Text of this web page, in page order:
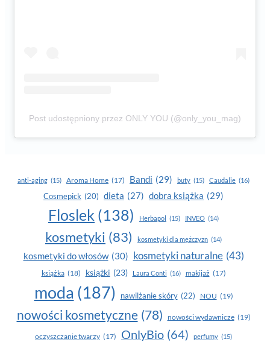
Post udostępniony przez ONLY YOU (@only_you_mag)
anti-aging (15) Aroma Home (17) Bandi (29) buty (15) Caudalie (16)
Cosmepick (20) dieta (27) dobra książka (29)
Floslek (138) Herbapol (15) INVEO (14)
kosmetyki (83) kosmetyki dla mężczyzn (14)
kosmetyki do włosów (30) kosmetyki naturalne (43)
książka (18) książki (23) Laura Conti (16) makijaż (17)
moda (187) nawilżanie skóry (22) NOU (19)
nowości kosmetyczne (78) nowości wydawnicze (19)
oczyszczanie twarzy (17) OnlyBio (64) perfumy (15)